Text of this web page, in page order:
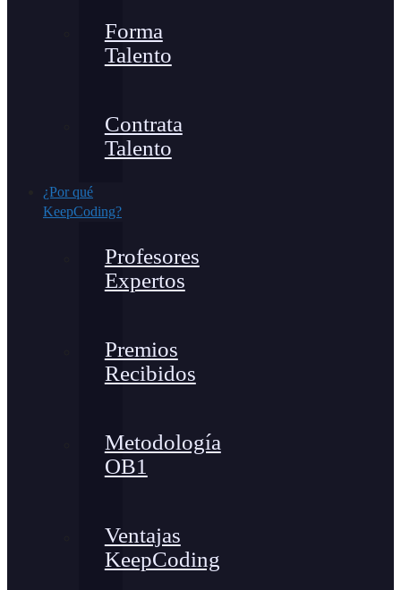
Forma
Talento
Contrata
Talento
¿Por qué
KeepCoding?
Profesores
Expertos
Premios
Recibidos
Metodología
OB1
Ventajas
KeepCoding